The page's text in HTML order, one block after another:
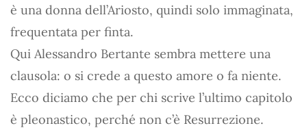
è una donna dell’Ariosto, quindi solo immaginata,
frequentata per finta.
Qui Alessandro Bertante sembra mettere una
clausola: o si crede a questo amore o fa niente.
Ecco diciamo che per chi scrive l’ultimo capitolo
è pleonastico, perché non c’è Resurrezione.